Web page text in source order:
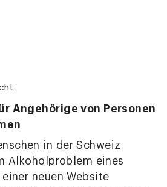
Angehörige von Personen
in der Schweiz
Alkoholproblem eines
neuen Website